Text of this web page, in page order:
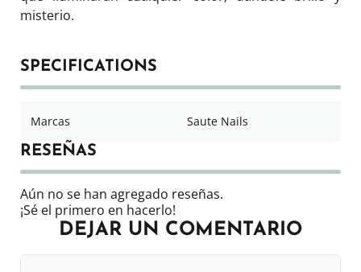
misterio.
SPECIFICATIONS
Marcas Saute Nails
RESEÑAS
Aún no se han agregado reseñas.
¡Sé el primero en hacerlo!
DEJAR UN COMENTARIO